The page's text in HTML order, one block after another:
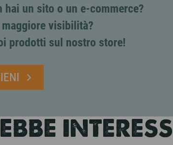
un sito o un e-commerce?
visibilità?
prodotti sul nostro store!